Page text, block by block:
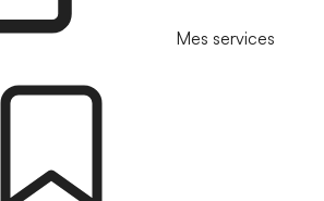
Mes services